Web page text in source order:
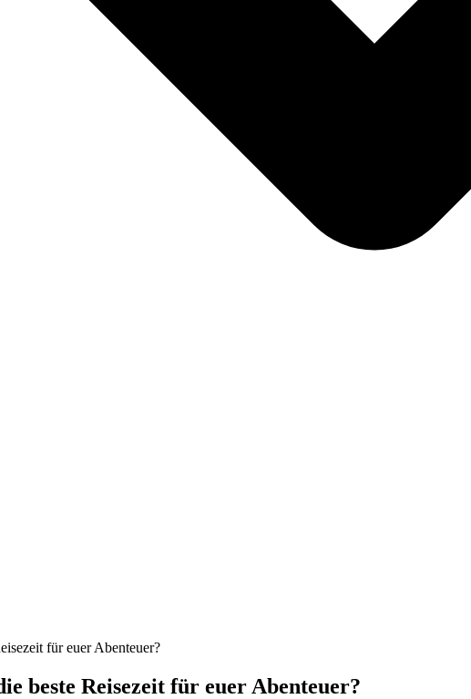
für euer Abenteuer?
beste Reisezeit für euer Abenteuer?